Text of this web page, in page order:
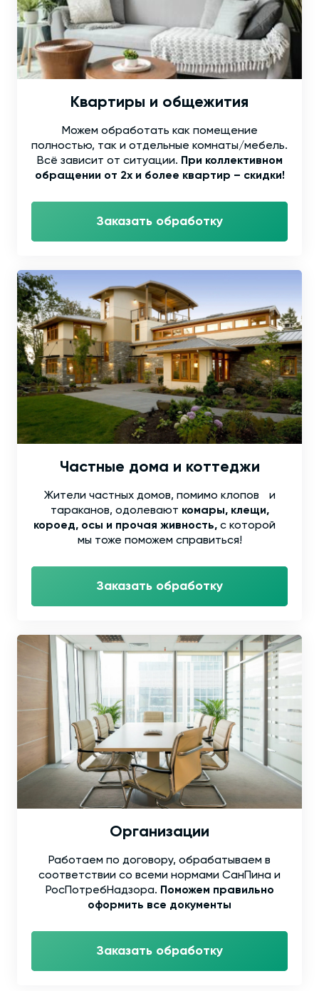
Квартиры и общежития
Можем обработать как помещение
полностью, так и отдельные комнаты/мебель.
Всё зависит от ситуации. При коллективном
обращении от 2х и более квартир – скидки!
Заказать обработку
Частные дома и коттеджи
Жители частных домов, помимо клопов и
тараканов, одолевают комары, клещи,
короед, осы и прочая живность, с которой
мы тоже поможем справиться!
Заказать обработку
Организации
Работаем по договору, обрабатываем в
соответствии со всеми нормами СанПина и
РосПотребНадзора. Поможем правильно
оформить все документы
Заказать обработку